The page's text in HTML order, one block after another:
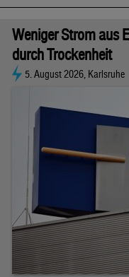
Weniger Strom aus
durch Trockenheit
5. August 2026, Karlsruhe